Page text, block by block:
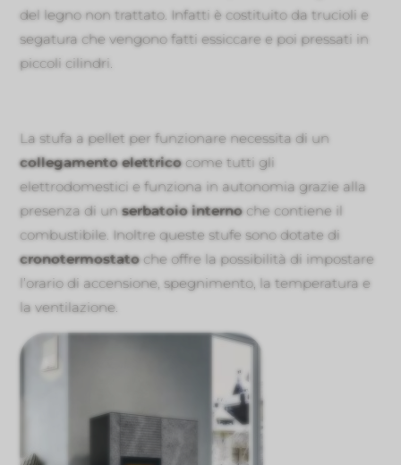
del legno non trattato. Infatti è costituito da trucioli e
segatura che vengono fatti essiccare e poi pressati in
piccoli cilindri.
La stufa a pellet per funzionare necessita di un
collegamento elettricocome tutti gli
elettrodomestici e funziona in autonomia grazie alla
presenza di un serbatoio internoche contiene il
combustibile. Inoltre queste stufe sono dotate di
cronotermostatoche offre la possibilità di impostare
l’orario di accensione, spegnimento, la temperatura e
la ventilazione.